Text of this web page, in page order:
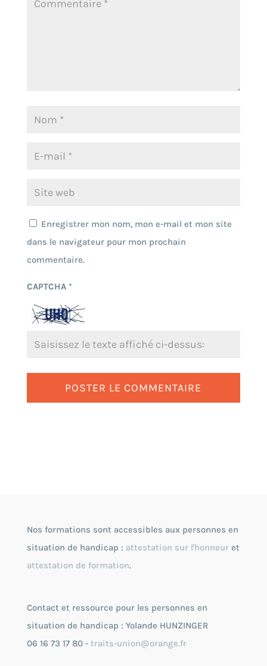
Enregistrer mon nom, mon e-mail et mon site
dans le navigateur pour mon prochain
commentaire.
CAPTCHA *
Nos formations sont accessibles aux personnes en
situation de handicap : attestation sur l'honneuret
attestation de formation.
Contact et ressource pour les personnes en
situation de handicap : Yolande HUNZINGER
06 16 73 17 80 - traits-union@orange.fr